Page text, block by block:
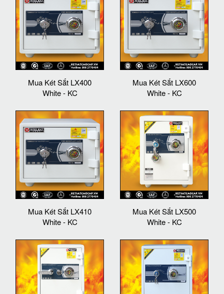
Mua Két Sắt LX400
White - KC
Mua Két Sắt LX600
White - KC
Mua Két Sắt LX410
White - KC
Mua Két Sắt LX500
White - KC